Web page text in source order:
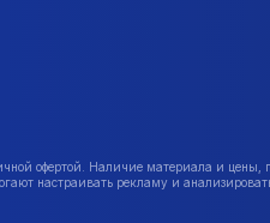
офертой. Наличие материала и цены,
настраивать рекламу и